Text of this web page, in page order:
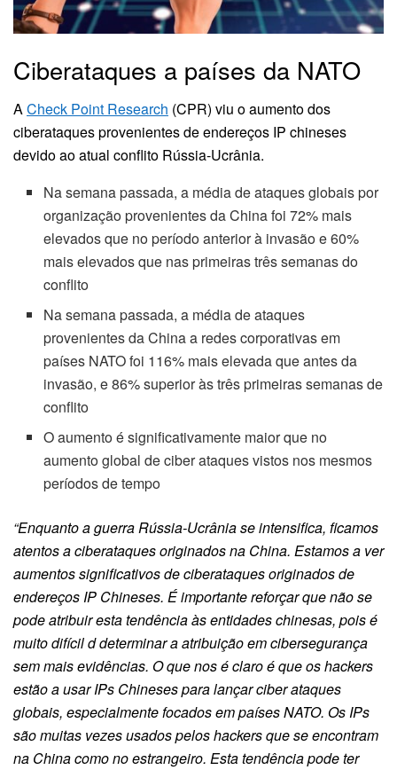
Ciberataques a países da NATO
ACheck Point Research (CPR) viu o aumento dos
ciberataques provenientes de endereços IP chineses
devido ao atual conflito Rússia-Ucrânia.
Na semana passada, a média de ataques globais por
organização provenientes da China foi 72% mais
elevados que no período anterior à invasão e 60%
mais elevados que nas primeiras três semanas do
conflito
Na semana passada, a média de ataques
provenientes da China a redes corporativas em
países NATO foi 116% mais elevada que antes da
invasão, e 86% superior às três primeiras semanas de
conflito
O aumento é significativamente maior que no
aumento global de ciber ataques vistos nos mesmos
períodos de tempo
“Enquanto a guerra Rússia-Ucrânia se intensifica, ficamos
atentos a ciberataques originados na China. Estamos a ver
aumentos significativos de ciberataques originados de
endereços IP Chineses. É importante reforçar que não se
pode atribuir esta tendência às entidades chinesas, pois é
muito difícil d determinar a atribuição em cibersegurança
sem mais evidências. O que nos é claro é que os hackers
estão a usar IPs Chineses para lançar ciber ataques
globais, especialmente focados em países NATO. Os IPs
são muitas vezes usados pelos hackers que se encontram
na China como no estrangeiro. Esta tendência pode ter